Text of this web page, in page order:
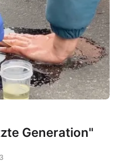
Generation"